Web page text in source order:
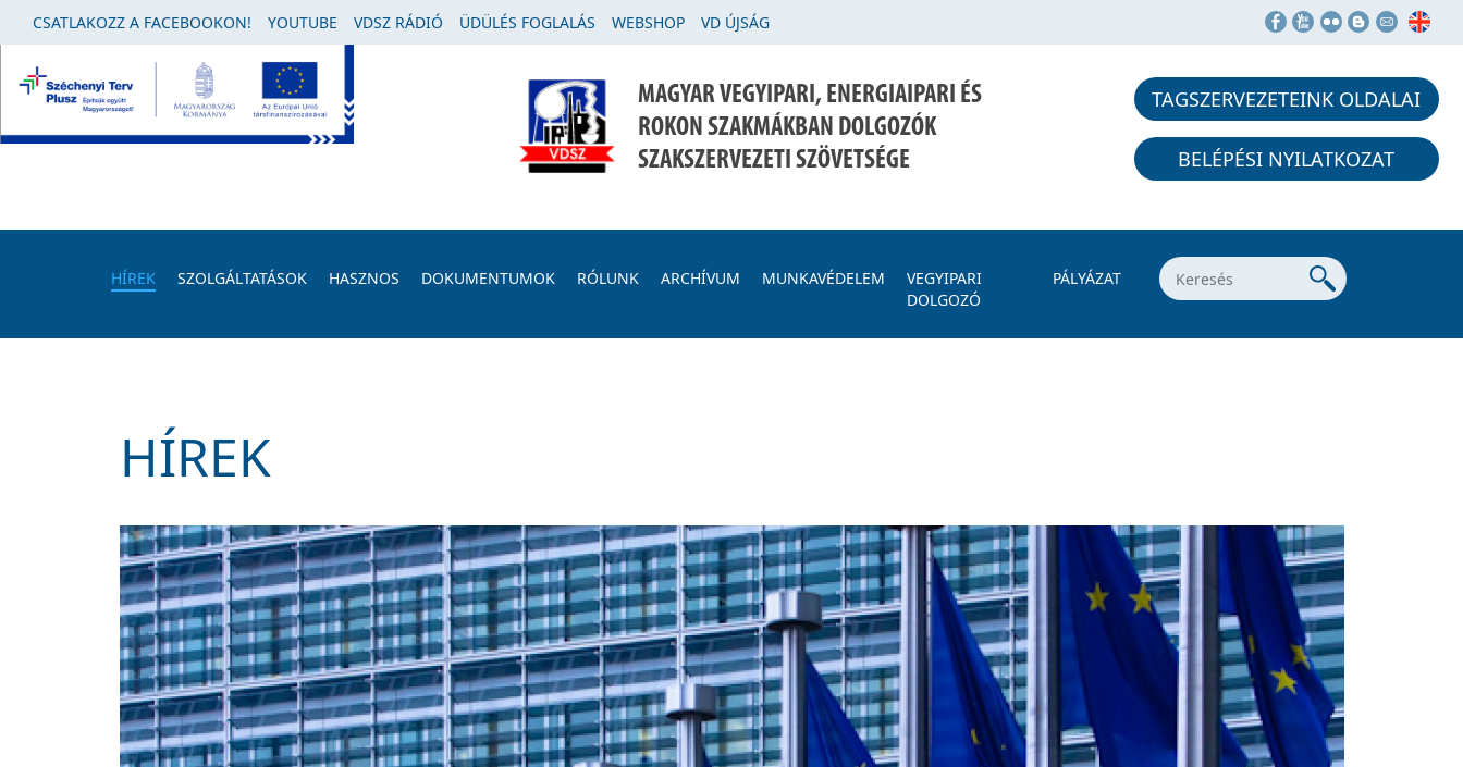
CSATLAKOZZ A FACEBOOKON! YOUTUBE VDSZ RÁDIÓ ÜDÜLÉS FOGLALÁS WEBSHOP VD ÚJSÁG
MAGYAR VEGYIPARI, ENERGIAIPARI ÉS
ROKON SZAKMÁKBAN DOLGOZÓK
SZAKSZERVEZETI SZÖVETSÉGE
TAGSZERVEZETEINK OLDALAI
BELÉPÉSI NYILATKOZAT
HÍREK SZOLGÁLTATÁSOK HASZNOS DOKUMENTUMOK RÓLUNK ARCHÍVUM MUNKAVÉDELEM
VEGYIPARI
DOLGOZÓ
PÁLYÁZAT
HÍREK